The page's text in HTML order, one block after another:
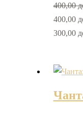
400,00
400,00
300,00